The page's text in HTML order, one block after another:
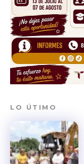
LO ÚTIMO